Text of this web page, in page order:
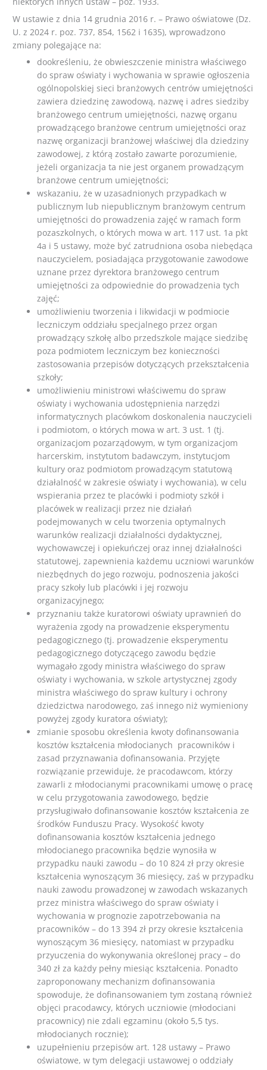
W ustawie z dnia 14 grudnia 2016 r. – Prawo oświatowe (Dz.
U. z 2024 r. poz. 737, 854, 1562 i 1635), wprowadzono
zmiany polegające na:
dookreśleniu, że obwieszczenie ministra właściwego
do spraw oświaty i wychowania w sprawie ogłoszenia
ogólnopolskiej sieci branżowych centrów umiejętności
zawiera dziedzinę zawodową, nazwę i adres siedziby
branżowego centrum umiejętności, nazwę organu
prowadzącego branżowe centrum umiejętności oraz
nazwę organizacji branżowej właściwej dla dziedziny
zawodowej, z którą zostało zawarte porozumienie,
jeżeli organizacja ta nie jest organem prowadzącym
branżowe centrum umiejętności;
wskazaniu, że w uzasadnionych przypadkach w
publicznym lub niepublicznym branżowym centrum
umiejętności do prowadzenia zajęć w ramach form
pozaszkolnych, o których mowa w art. 117 ust. 1a pkt
4a i 5 ustawy, może być zatrudniona osoba niebędąca
nauczycielem, posiadająca przygotowanie zawodowe
uznane przez dyrektora branżowego centrum
umiejętności za odpowiednie do prowadzenia tych
zajęć;
umożliwieniu tworzenia i likwidacji w podmiocie
leczniczym oddziału specjalnego przez organ
prowadzący szkołę albo przedszkole mające siedzibę
poza podmiotem leczniczym bez konieczności
zastosowania przepisów dotyczących przekształcenia
szkoły;
umożliwieniu ministrowi właściwemu do spraw
oświaty i wychowania udostępnienia narzędzi
informatycznych placówkom doskonalenia nauczycieli
i podmiotom, o których mowa w art. 3 ust. 1 (tj.
organizacjom pozarządowym, w tym organizacjom
harcerskim, instytutom badawczym, instytucjom
kultury oraz podmiotom prowadzącym statutową
działalność w zakresie oświaty i wychowania), w celu
wspierania przez te placówki i podmioty szkół i
placówek w realizacji przez nie działań
podejmowanych w celu tworzenia optymalnych
warunków realizacji działalności dydaktycznej,
wychowawczej i opiekuńczej oraz innej działalności
statutowej, zapewnienia każdemu uczniowi warunków
niezbędnych do jego rozwoju, podnoszenia jakości
pracy szkoły lub placówki i jej rozwoju
organizacyjnego;
przyznaniu także kuratorowi oświaty uprawnień do
wyrażenia zgody na prowadzenie eksperymentu
pedagogicznego (tj. prowadzenie eksperymentu
pedagogicznego dotyczącego zawodu będzie
wymagało zgody ministra właściwego do spraw
oświaty i wychowania, w szkole artystycznej zgody
ministra właściwego do spraw kultury i ochrony
dziedzictwa narodowego, zaś innego niż wymieniony
powyżej zgody kuratora oświaty);
zmianie sposobu określenia kwoty dofinansowania
kosztów kształcenia młodocianych pracowników i
zasad przyznawania dofinansowania. Przyjęte
rozwiązanie przewiduje, że pracodawcom, którzy
zawarli z młodocianymi pracownikami umowę o pracę
w celu przygotowania zawodowego, będzie
przysługiwało dofinansowanie kosztów kształcenia ze
środków Funduszu Pracy. Wysokość kwoty
dofinansowania kosztów kształcenia jednego
młodocianego pracownika będzie wynosiła w
przypadku nauki zawodu – do 10 824 zł przy okresie
kształcenia wynoszącym 36 miesięcy, zaś w przypadku
nauki zawodu prowadzonej w zawodach wskazanych
przez ministra właściwego do spraw oświaty i
wychowania w prognozie zapotrzebowania na
pracowników – do 13 394 zł przy okresie kształcenia
wynoszącym 36 miesięcy, natomiast w przypadku
przyuczenia do wykonywania określonej pracy – do
340 zł za każdy pełny miesiąc kształcenia. Ponadto
zaproponowany mechanizm dofinansowania
spowoduje, że dofinansowaniem tym zostaną również
objęci pracodawcy, których uczniowie (młodociani
pracownicy) nie zdali egzaminu (około 5,5 tys.
młodocianych rocznie);
uzupełnieniu przepisów art. 128 ustawy – Prawo
oświatowe, w tym delegacji ustawowej o oddziały